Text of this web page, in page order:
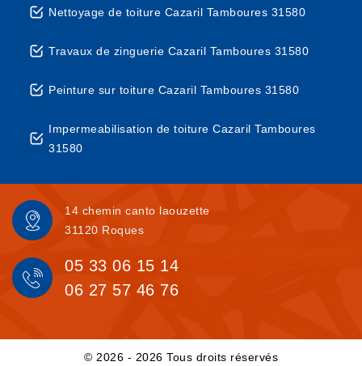
Nettoyage de toiture Cazaril Tamboures 31580
Travaux de zinguerie Cazaril Tamboures 31580
Peinture sur toiture Cazaril Tamboures 31580
Impermeabilisation de toiture Cazaril Tamboures
31580
14 chemin canto laouzette
31120 Roques
05 33 06 15 14
06 27 57 46 76
© 2026 - 2026 Tous droits réservés